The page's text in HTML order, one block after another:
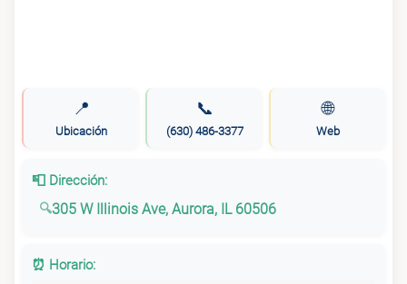
📍
Ubicación
📞
(630) 486-3377
🌐
Web
📮 Dirección:
305 W Illinois Ave, Aurora, IL 60506
⏰ Horario: